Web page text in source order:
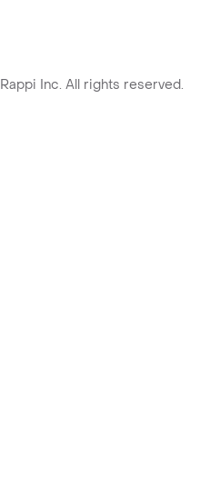
Rappi Inc. All rights reserved.